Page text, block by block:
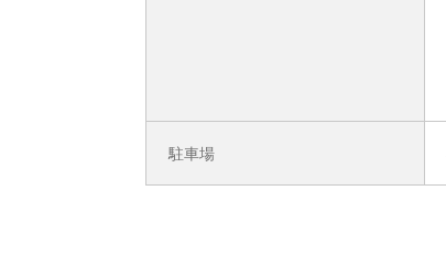
駐車場